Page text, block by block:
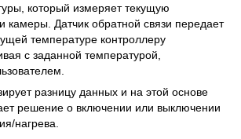
который измеряет текущую
камеры. Датчик обратной связи передает
температуре контроллеру
с заданной температурой,
разницу данных и на этой основе
решение о включении или выключении
нагрева.